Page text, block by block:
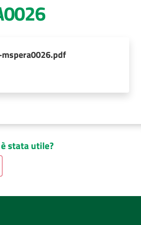
stata utile?